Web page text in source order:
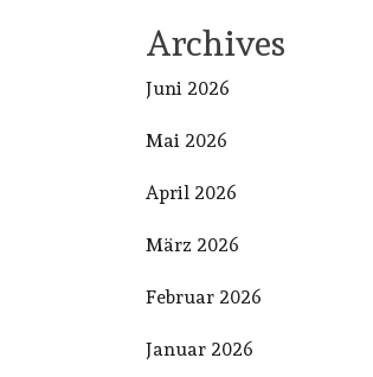
Archives
Juni 2026
Mai 2026
April 2026
März 2026
Februar 2026
Januar 2026